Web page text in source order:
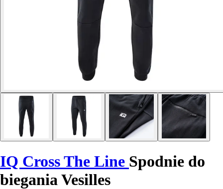
IQ Cross The Line Spodnie do
biegania Vesilles